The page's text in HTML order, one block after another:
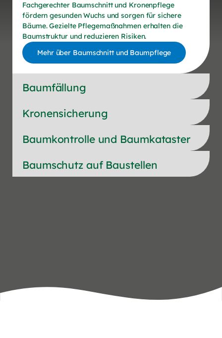
Fachgerechter Baumschnitt und Kronenpflege
fördern gesunden Wuchs und sorgen für sichere
Bäume. Gezielte Pflegemaßnahmen erhalten die
Baumstruktur und reduzieren Risiken.
Mehr über Baumschnitt und Baumpflege
Baumfällung
Kronensicherung
Baumkontrolle und Baumkataster
Baumschutz auf Baustellen